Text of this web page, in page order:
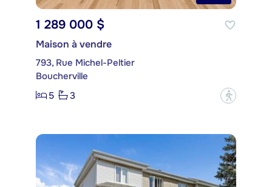
1 289 000 $
Maison à vendre
793, Rue Michel-Peltier
Boucherville
5
3 ?